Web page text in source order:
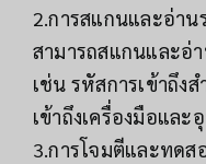
2.การสแกนและอ่าน
สามารถสแกนและอ่
เช่น รหัสการเข้าถึง
เข้าถึงเครื่องมือและ
3.การโจมตีและทด